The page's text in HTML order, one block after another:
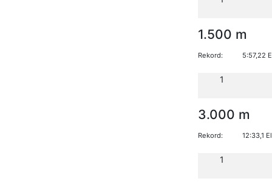
1.500 m
Rekord: 5:57,22
1
3.000 m
Rekord: 12:33,1
1